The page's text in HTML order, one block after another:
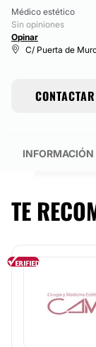
Médico estético
Sin opiniones
Opinar
C/ Puerta de
CONTACTAR
INFORMACIÓN
TE